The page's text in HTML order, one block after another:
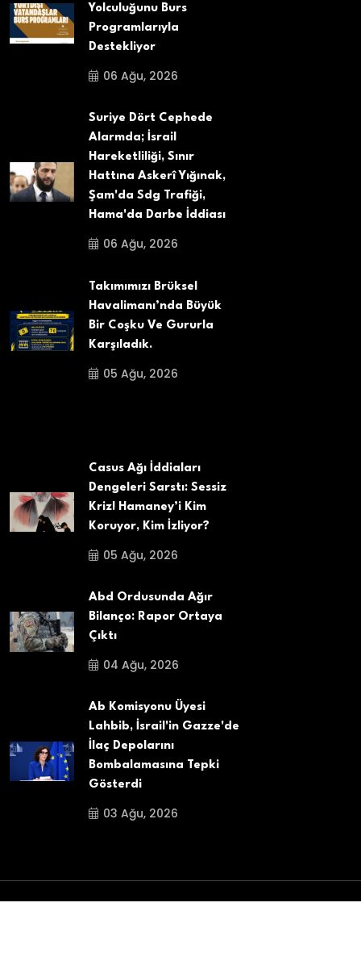
Yolculuğunu Burs
Programlarıyla
Destekliyor
06 Ağu, 2026
Suriye Dört Cephede
Alarmda; İsrail
Hareketliliği, Sınır
Hattına Askerî Yığınak,
Şam'da Sdg Trafiği,
Hama'da Darbe İddiası
06 Ağu, 2026
Takımımızı Brüksel
Havalimanı’nda Büyük
Bir Coşku Ve Gururla
Karşıladık.
05 Ağu, 2026
Casus Ağı İddiaları
Dengeleri Sarstı: Sessiz
Kriz! Hamaney’i Kim
Koruyor, Kim İzliyor?
05 Ağu, 2026
Abd Ordusunda Ağır
Bilanço: Rapor Ortaya
Çıktı
04 Ağu, 2026
Ab Komisyonu Üyesi
Lahbib, İsrail'in Gazze'de
İlaç Depolarını
Bombalamasına Tepki
Gösterdi
03 Ağu, 2026